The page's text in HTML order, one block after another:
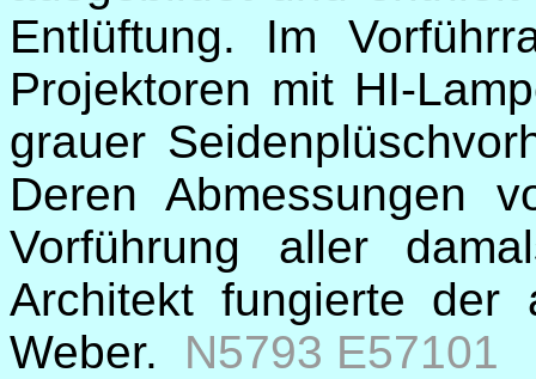
Entlüftung. Im
Projektoren mit HI-
grauer
Deren Abmessungen
Vorführung aller
Architekt fungierte der
Weber. N5793 E57101